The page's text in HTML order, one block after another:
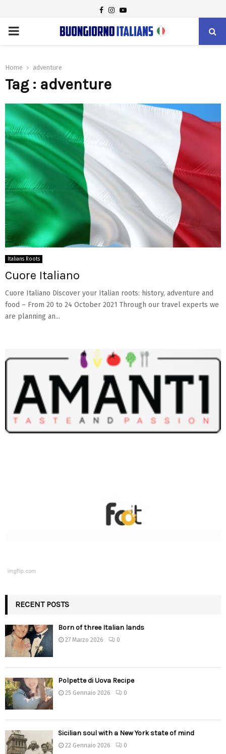
FACEBOOK
INSTAGRAM
YOUTUBE
PRIMARY
Home adventure
Tag : adventure
Italians Roots
Cuore Italiano
Cuore Italiano Discover your Italian roots: history, adventure and
food – From 20 to 24 October 2021 Through our travel experts we
are planning an...
RECENT POSTS
Born of three Italian lands
27 Marzo 2026 0
Polpette di Uova Recipe
25 Gennaio 2026 0
Sicilian soul with a New York state of mind
22 Gennaio 2026 0